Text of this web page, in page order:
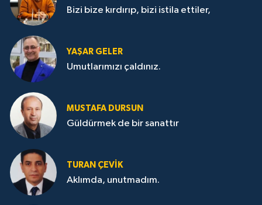
Bizi bize kırdırıp, bizi istila ettiler,
YAŞAR GELER
Umutlarımızı çaldınız.
MUSTAFA DURSUN
Güldürmek de bir sanattır
TURAN ÇEVİK
Aklımda, unutmadım.